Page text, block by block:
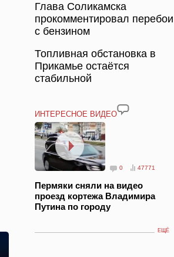
Глава Соликамска
прокомментировал перебои
с бензином
Топливная обстановка в
Прикамье остаётся
стабильной
ИНТЕРЕСНОЕ ВИДЕО
0 47771
Пермяки сняли на видео
проезд кортежа Владимира
Путина по городу
ЕЩЁ